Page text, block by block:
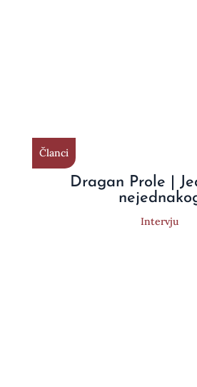
Članci
Dragan Prole |
Intervju